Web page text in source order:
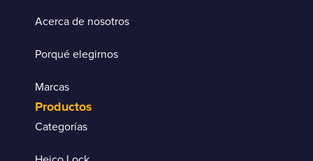
Acerca de nosotros
Porqué elegirnos
Marcas
Productos
Categorías